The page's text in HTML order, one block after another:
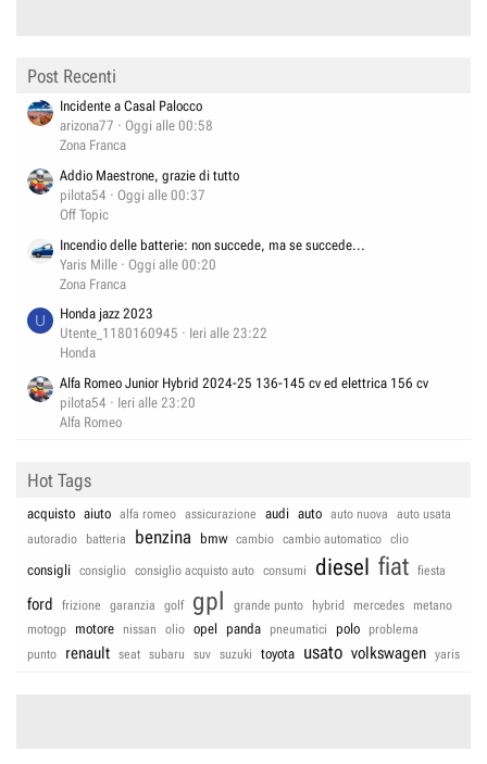
Post Recenti
Incidente a Casal Palocco
arizona77
Oggi alle 00:58
Zona Franca
Addio Maestrone, grazie di tutto
pilota54
Oggi alle 00:37
Off Topic
Incendio delle batterie: non succede, ma se succede...
Yaris Mille
Oggi alle 00:20
Zona Franca
U
Honda jazz 2023
Utente_1180160945
Ieri alle 23:22
Honda
Alfa Romeo Junior Hybrid 2024-25 136-145 cv ed elettrica 156 cv
pilota54
Ieri alle 23:20
Alfa Romeo
Hot Tags
acquisto aiuto alfa romeo assicurazione audi auto auto nuova
auto usata
autoradio
batteria benzina bmw cambio cambio automatico clio
consigli consiglio consiglio acquisto auto consumi diesel fiat fiesta
ford frizione garanzia golf gpl grande punto hybrid mercedes
metano
motogp
motore nissan olio opel panda pneumatici polo
problema
punto
renault seat subaru suv suzuki toyota usato volkswagen yaris